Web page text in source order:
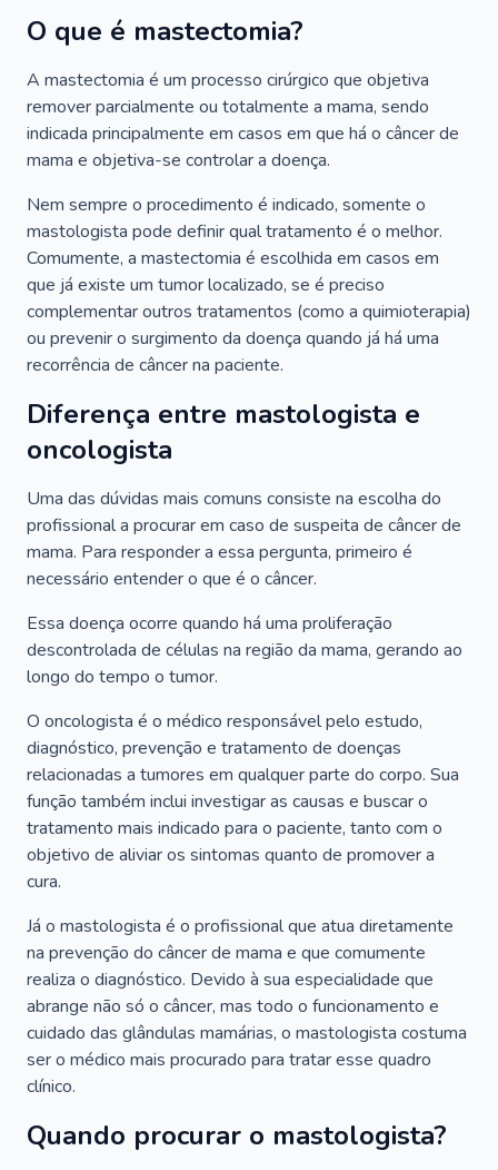
O que é mastectomia?
A mastectomia é um processo cirúrgico que objetiva
remover parcialmente ou totalmente a mama, sendo
indicada principalmente em casos em que há o câncer de
mama e objetiva-se controlar a doença.
Nem sempre o procedimento é indicado, somente o
mastologista pode definir qual tratamento é o melhor.
Comumente, a mastectomia é escolhida em casos em
que já existe um tumor localizado, se é preciso
complementar outros tratamentos (como a quimioterapia)
ou prevenir o surgimento da doença quando já há uma
recorrência de câncer na paciente.
Diferença entre mastologista e
oncologista
Uma das dúvidas mais comuns consiste na escolha do
profissional a procurar em caso de suspeita de câncer de
mama. Para responder a essa pergunta, primeiro é
necessário entender o que é o câncer.
Essa doença ocorre quando há uma proliferação
descontrolada de células na região da mama, gerando ao
longo do tempo o tumor.
O oncologista é o médico responsável pelo estudo,
diagnóstico, prevenção e tratamento de doenças
relacionadas a tumores em qualquer parte do corpo. Sua
função também inclui investigar as causas e buscar o
tratamento mais indicado para o paciente, tanto com o
objetivo de aliviar os sintomas quanto de promover a
cura.
Já o mastologista é o profissional que atua diretamente
na prevenção do câncer de mama e que comumente
realiza o diagnóstico. Devido à sua especialidade que
abrange não só o câncer, mas todo o funcionamento e
cuidado das glândulas mamárias, o mastologista costuma
ser o médico mais procurado para tratar esse quadro
clínico.
Quando procurar o mastologista?